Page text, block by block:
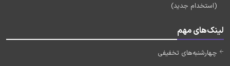
(استخدام جدید)
لینک‌های مهم
چهارشنبه‌های تخفیفی